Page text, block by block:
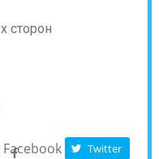
Facebook Twitter